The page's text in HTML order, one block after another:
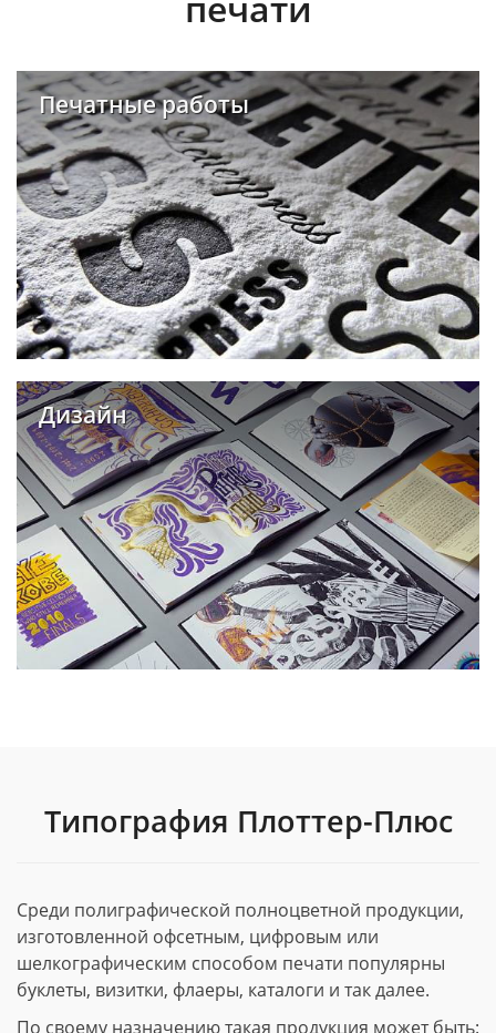
Печатные работы
Дизайн
Типография Плоттер-Плюс
Среди полиграфической полноцветной продукции,
изготовленной офсетным, цифровым или
шелкографическим способом печати популярны
буклеты, визитки, флаеры, каталоги и так далее.
По своему назначению такая продукция может быть: